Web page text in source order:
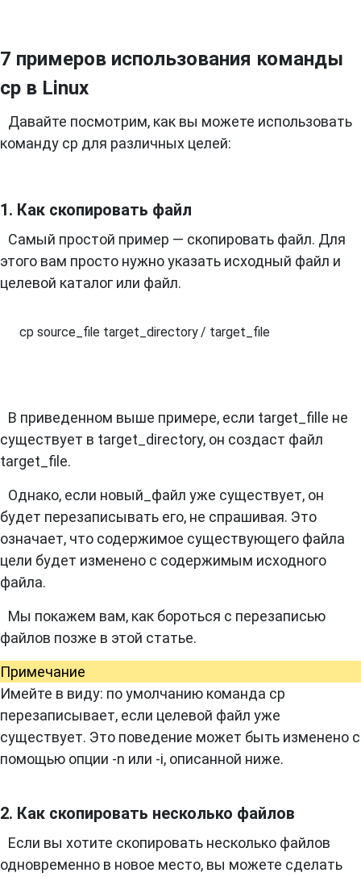
7 примеров использования команды
cp в Linux
Давайте посмотрим, как вы можете использовать
команду cp для различных целей:
1. Как скопировать файл
Самый простой пример — скопировать файл. Для
этого вам просто нужно указать исходный файл и
целевой каталог или файл.
cp source_file target_directory / target_file
В приведенном выше примере, если target_fille не
существует в target_directory, он создаст файл
target_file.
Однако, если новый_файл уже существует, он
будет перезаписывать его, не спрашивая. Это
означает, что содержимое существующего файла
цели будет изменено с содержимым исходного
файла.
Мы покажем вам, как бороться с перезаписью
файлов позже в этой статье.
Примечание
Имейте в виду: по умолчанию команда cp
перезаписывает, если целевой файл уже
существует. Это поведение может быть изменено с
помощью опции -n или -i, описанной ниже.
2. Как скопировать несколько файлов
Если вы хотите скопировать несколько файлов
одновременно в новое место, вы можете сделать